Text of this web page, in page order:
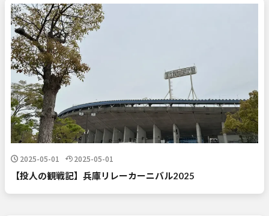
2025-05-01 2025-05-01
【投人の観戦記】兵庫リレーカーニバル2025